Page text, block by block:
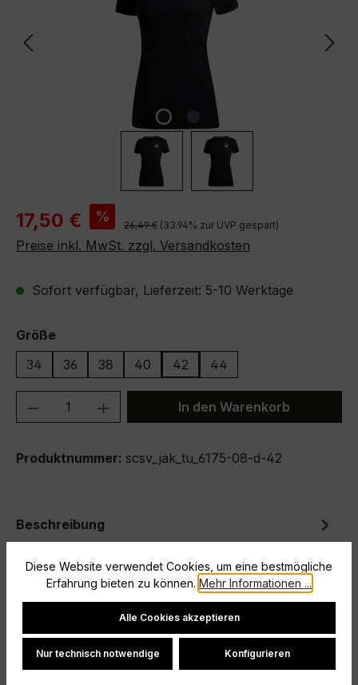
Verkaufspreis:
17,50 € % Regulärer Preis:
26,49 € (33.94% zur UVP gespart)
Preise inkl. MwSt. zzgl. Versandkosten
Sofort verfügbar, Lieferzeit: 5-10 Werktage
Größeauswählen
34
36 38 40 42 44
Produkt Anzahl: Gib denIn den Warenkorb
Produktnummer: scsv_jak_tu_6175-08-d-42
Beschreibung
Sofern der Artikel veredelt wurde, ist dieser vom
Umtausch ausgeschlosse…Mehr
Bewertungen
Diese Website verwendet Cookies, um eine bestmögliche
Erfahrung bieten zu können. Mehr Informationen ...
Cookie-Einstellungen
Alle Cookies akzeptieren
Nur technisch notwendige Konfigurieren